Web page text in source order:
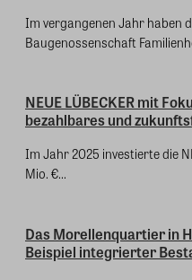
Im vergangenen Jahr haben
Baugenossenschaft
NEUE LÜBECKER mit
bezahlbares und
Im Jahr 2025 investierte die
Mio. €...
Das Morellenquartier in
Beispiel integrierter